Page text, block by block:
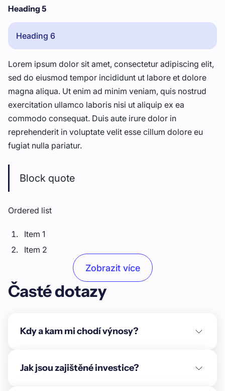
Heading 5
Heading 6
Lorem ipsum dolor sit amet, consectetur adipiscing elit,
sed do eiusmod tempor incididunt ut labore et dolore
magna aliqua. Ut enim ad minim veniam, quis nostrud
exercitation ullamco laboris nisi ut aliquip ex ea
commodo consequat. Duis aute irure dolor in
reprehenderit in voluptate velit esse cillum dolore eu
fugiat nulla pariatur.
Block quote
Ordered list
Item 1
Item 2
Unordered list
Item B
Text link
Zobrazit více
Časté dotazy
Kdy a kam mi chodí výnosy?
Jak jsou zajištěné investice?